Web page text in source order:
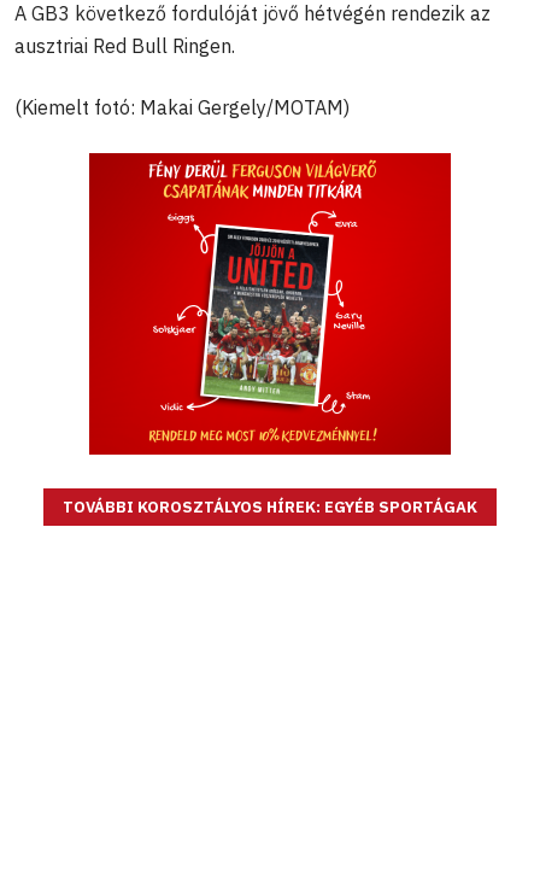
A GB3 következő fordulóját jövő hétvégén rendezik az
ausztriai Red Bull Ringen.
(Kiemelt fotó: Makai Gergely/MOTAM)
TOVÁBBI KOROSZTÁLYOS HÍREK: EGYÉB SPORTÁGAK